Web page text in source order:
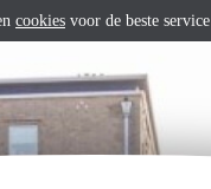
cookies voor de beste service